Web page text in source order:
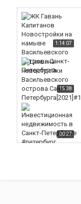
1:14:07
15:38
00:27